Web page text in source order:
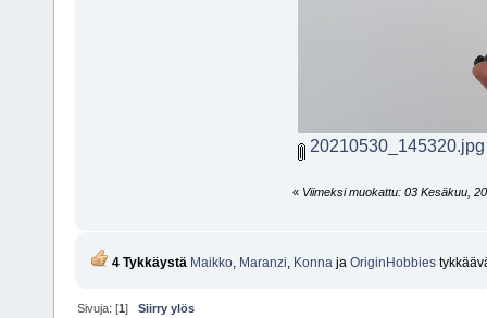
20210530_145320.jpg
« Viimeksi muokattu: 03 Kesäkuu,
4 Tykkäystä Maikko, Maranzi, Konnaja OriginHobbies
Sivuja: [1]Siirry ylös